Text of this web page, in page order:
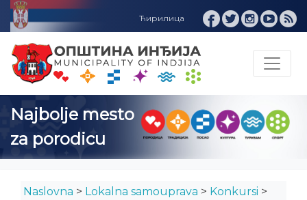
Najbolje mesto
za porodicu
Naslovna > Lokalna samouprava > Konkursi >